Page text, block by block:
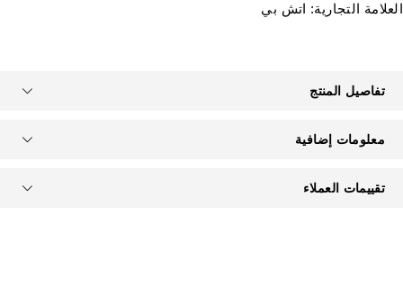
التجارية: اتش بي
تفاصيل المنتج
معلومات إضافية
تقييمات العملاء